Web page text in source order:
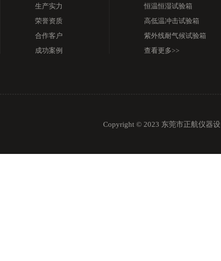
生产实力
荣誉资质
合作客户
成功案例
恒温恒湿试验箱
高低温冲击试验箱
紫外线耐气候试验箱
查看更多>>
Copyright © 2023 东莞市正航仪器